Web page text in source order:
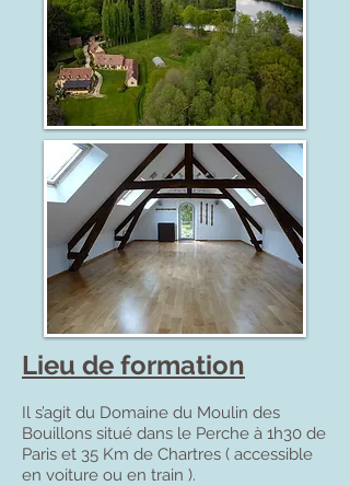
Lieu de formation
Il s’agit du Domaine du Moulin des
Bouillons situé dans le Perche à 1h30 de
Paris et 35 Km de Chartres ( accessible
en voiture ou en train ).